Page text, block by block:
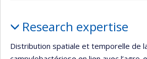
Research expertise
Distribution spatiale et temporelle de